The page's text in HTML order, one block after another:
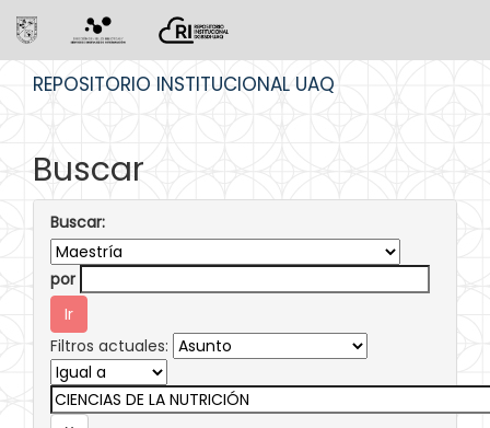
REPOSITORIO INSTITUCIONAL UAQ
Buscar
Buscar:
por
Filtros actuales: